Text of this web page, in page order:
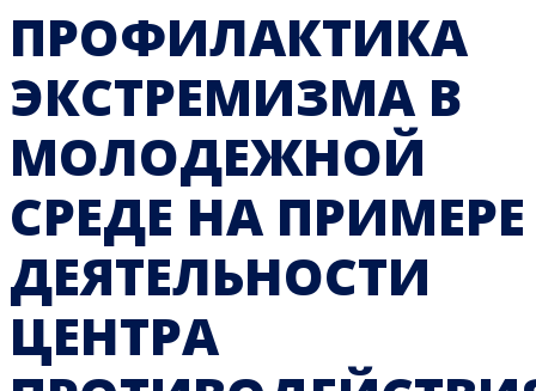
ПРОФИЛАКТИКА
ЭКСТРЕМИЗМА В
МОЛОДЕЖНОЙ
СРЕДЕ НА ПРИМЕРЕ
ДЕЯТЕЛЬНОСТИ
ЦЕНТРА